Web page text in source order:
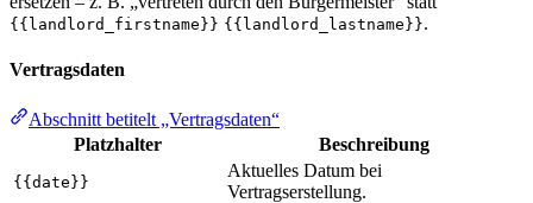
{{landlord_firstname}} {{landlord_lastname}}.
Vertragsdaten
Abschnitt betitelt „Vertragsdaten“
Platzhalter
Beschreibung
{{date}}
Aktuelles Datum bei
Vertragserstellung.